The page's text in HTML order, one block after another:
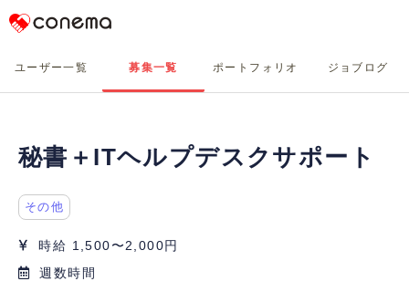
Conema
ユーザー一覧 募集一覧 ポートフォリオ ジョブログ
秘書＋ITヘルプデスクサポート
その他
時給 1,500〜2,000円
週数時間